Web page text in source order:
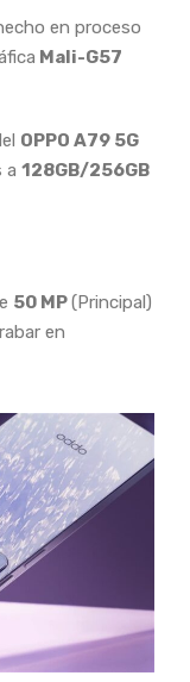
en proceso
Mali-G57
OPPO A79 5G
a 128GB/256GB
50 MP(Principal)
en